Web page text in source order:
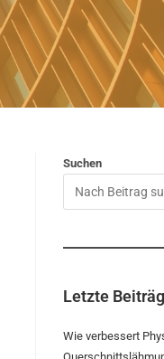
Suchen
Letzte
Wie verbessert